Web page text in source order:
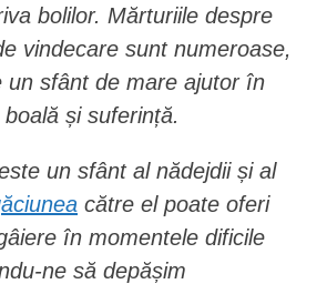
bolilor. Mărturiile despre
vindecare sunt numeroase,
un sfânt de mare ajutor în
și suferință.
un sfânt al nădejdii și al
către el poate oferi
în momentele dificile
ne să depășim